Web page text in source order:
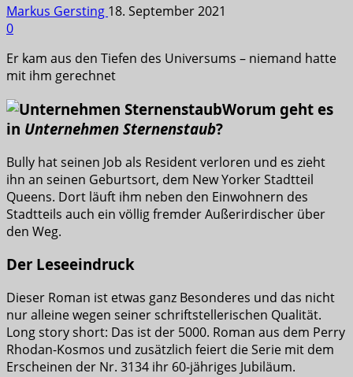
Markus Gersting 18. September 2021
0
Er kam aus den Tiefen des Universums – niemand hatte
mit ihm gerechnet
Worum geht es
in Unternehmen Sternenstaub?
Bully hat seinen Job als Resident verloren und es zieht
ihn an seinen Geburtsort, dem New Yorker Stadtteil
Queens. Dort läuft ihm neben den Einwohnern des
Stadtteils auch ein völlig fremder Außerirdischer über
den Weg.
Der Leseeindruck
Dieser Roman ist etwas ganz Besonderes und das nicht
nur alleine wegen seiner schriftstellerischen Qualität.
Long story short: Das ist der 5000. Roman aus dem Perry
Rhodan-Kosmos und zusätzlich feiert die Serie mit dem
Erscheinen der Nr. 3134 ihr 60-jähriges Jubiläum.